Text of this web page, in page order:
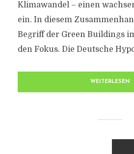
Klimawandel – einen
ein. In diesem
Begriff der Green Buildings
den Fokus. Die Deutsche
WEITERLESEN